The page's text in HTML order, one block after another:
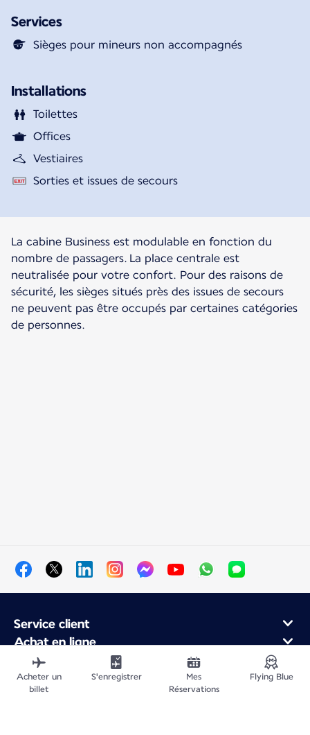
Services
Sièges pour mineurs non accompagnés
Installations
Toilettes
Offices
Vestiaires
Sorties et issues de secours
La cabine Business est modulable en fonction du
nombre de passagers. La place centrale est
neutralisée pour votre confort. Pour des raisons de
sécurité, les sièges situés près des issues de secours
ne peuvent pas être occupés par certaines catégories
de personnes.
Service client
Achat en ligne
Programme de fidélité et partenaires
À propos d'Air France
Application Mobile Air France
Acheter un
billet
S'enregistrer
Mes
Réservations
Flying Blue